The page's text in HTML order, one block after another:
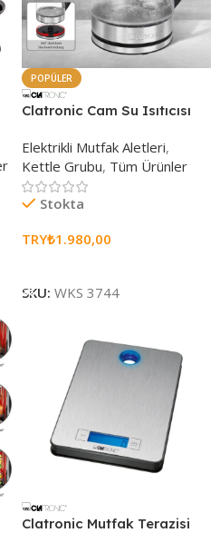
POPÜLER
Clatronic Cam Su Isıtıcısı
Elektrikli Mutfak Aletleri,
Kettle Grubu, Tüm Ürünler
Stokta
TRY₺1.980,00
SKU: WKS 3744
Clatronic Mutfak Terazisi